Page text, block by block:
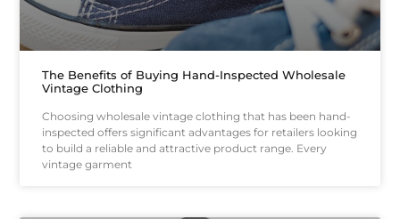
The Benefits of Buying Hand-Inspected Wholesale
Vintage Clothing
Choosing wholesale vintage clothing that has been hand-
inspected offers significant advantages for retailers looking
to build a reliable and attractive product range. Every
vintage garment